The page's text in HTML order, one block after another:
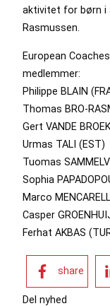
aktivitet for børn i
Rasmussen.
European
medlemmer:
Philippe BLAIN
Thomas BRO-
Gert VANDE
Urmas TALI (EST)
Tuomas
Sophia
Marco
Casper
Ferhat AKBAS
share
Del nyhed